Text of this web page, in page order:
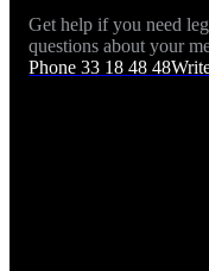
Get help if you need
questions about your
Phone 33 18 48 48